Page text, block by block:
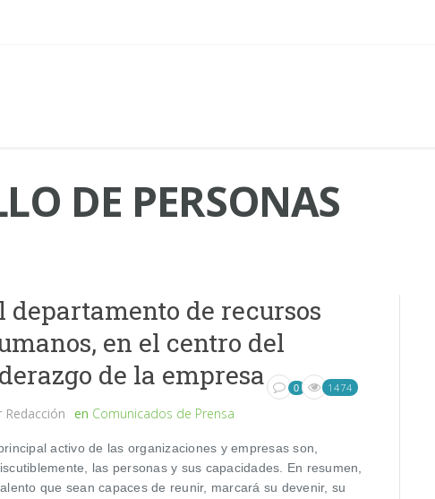
DE PERSONAS
departamento de recursos
en el centro del
de la empresa
Redacción en Comunicados de Prensa
0 1474
activo de las organizaciones y empresas son,
las personas y sus capacidades. En resumen,
que sean capaces de reunir, marcará su devenir, su